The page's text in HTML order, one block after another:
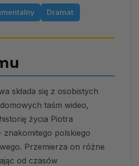
Dramat
składa się z osobistych
taśm wideo,
życia Piotra
znakomitego polskiego
Przemierza on różne
od czasów